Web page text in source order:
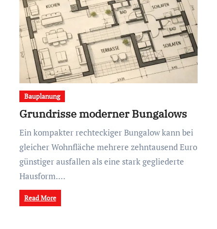
Bauplanung
Grundrisse moderner Bungalows
Ein kompakter rechteckiger Bungalow kann bei
gleicher Wohnfläche mehrere zehntausend Euro
günstiger ausfallen als eine stark gegliederte
Hausform.…
Read More